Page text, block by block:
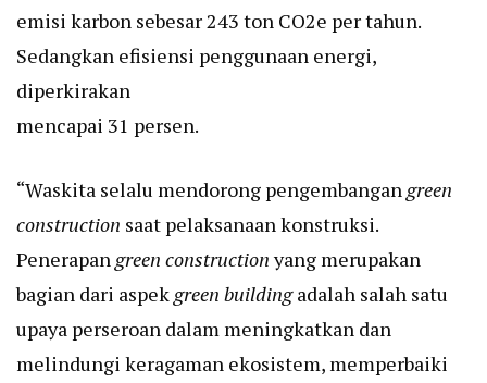
emisi karbon sebesar 243 ton CO2e per tahun.
Sedangkan efisiensi penggunaan energi,
diperkirakan
mencapai 31 persen.
“Waskita selalu mendorong pengembangan green
construction saat pelaksanaan konstruksi.
Penerapan green constructionyang merupakan
bagian dari aspek green buildingadalah salah satu
upaya perseroan dalam meningkatkan dan
melindungi keragaman ekosistem, memperbaiki